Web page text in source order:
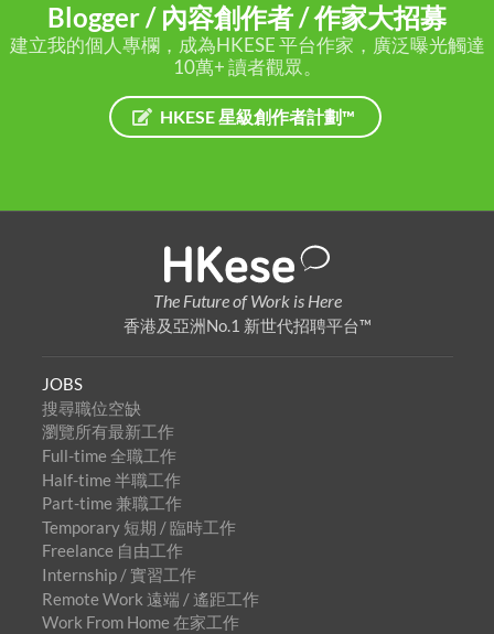
Blogger / 內容創作者 / 作家大招募
建立我的個人專欄，成為HKESE 平台作家，廣泛曝光觸達
10萬+ 讀者觀眾。
HKESE 星級創作者計劃™
The Future of Work is Here
香港及亞洲No.1 新世代招聘平台™
JOBS
搜尋職位空缺
瀏覽所有最新工作
Full-time 全職工作
Half-time 半職工作
Part-time 兼職工作
Temporary 短期 / 臨時工作
Freelance 自由工作
Internship / 實習工作
Remote Work 遠端 / 遙距工作
Work From Home 在家工作